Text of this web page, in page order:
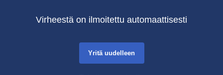
Virheestä on ilmoitettu automaattisesti
Yritä uudelleen